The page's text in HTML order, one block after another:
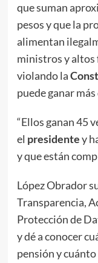
que suman
pesos y que la
alimentan
ministros y altos
violando la
puede ganar
“Ellos ganan 45
el presidentey
y que están
López Obrador
Transparencia,
Protección de
y dé a conocer
pensión y cuánto